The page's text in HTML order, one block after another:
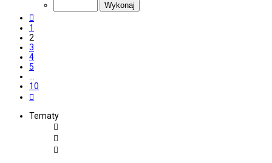
1
2
3
4
5
…
10
Tematy